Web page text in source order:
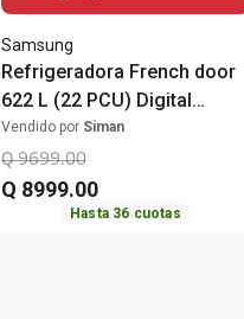
Samsung
Refrigeradora French door
622 L (22 PCU) Digital
Inverter RF22A4220S9/AP
Samsung
Vendido por Siman
Q 9699.00
Q 8999.00
Hasta 36 cuotas